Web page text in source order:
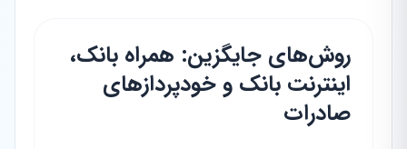
روش‌های جایگزین: همراه بانک،
اینترنت بانک و خودپردازهای
صادرات